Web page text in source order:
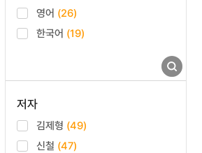
영어 (26)
한국어 (19)
저자
김제형 (49)
신철 (47)